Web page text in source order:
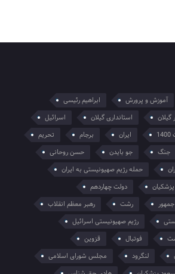
آموزش و پرورش
ابراهیم رئیسی
گیلان استانداری گیلان
اسرائیل
ایران برجام
تحریم
جنگ جو بایدن
حسن روحانی
حمله رژیم صهیونیستی به ایران
دولت چهاردهم
رشت
رهبر معظم انقلاب
رژیم صهیونیستی اسرائیل
فوتبال
قزوین
لنگرود
مجلس شورای اسلامی